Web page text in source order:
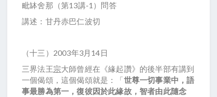
毗缽舍那（第13講-1）問答
講述：甘丹赤巴仁波切
（十三）2003年3月14日
三界法王宗大師曾經在《緣起讚》的後半部有講到
一個偈頌，這個偈頌就是：「世尊一切事業中，語
事最勝為第一，復彼因於此緣故，智者由此隨念